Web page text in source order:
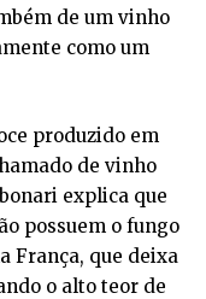
de um vinho
como um
produzido em
de vinho
explica que
possuem o fungo
França, que deixa
o alto teor de